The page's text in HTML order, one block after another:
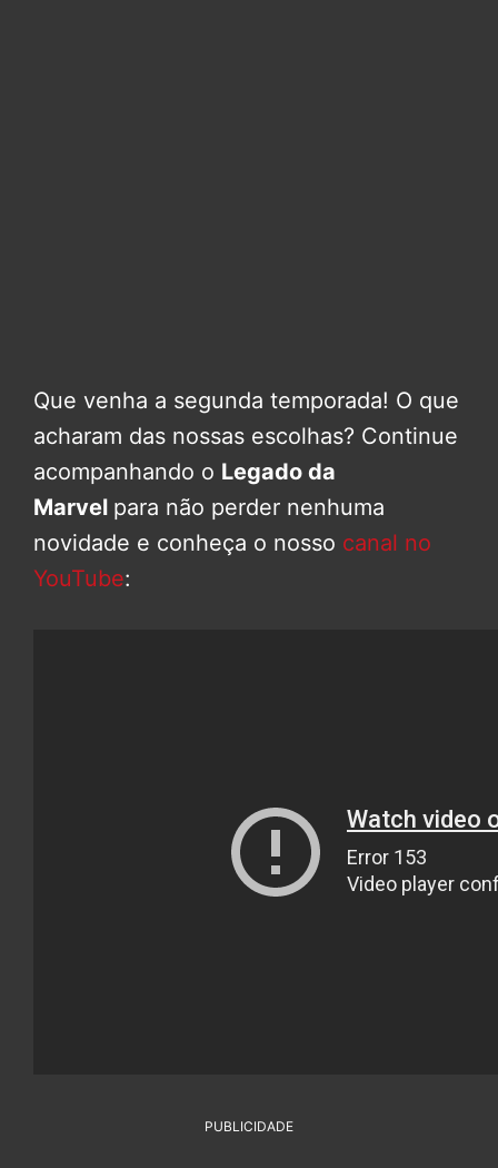
Que venha a segunda temporada! O que
acharam das nossas escolhas? Continue
acompanhando o Legado da
Marvel para não perder nenhuma
novidade e conheça o nosso canal no
YouTube:
PUBLICIDADE